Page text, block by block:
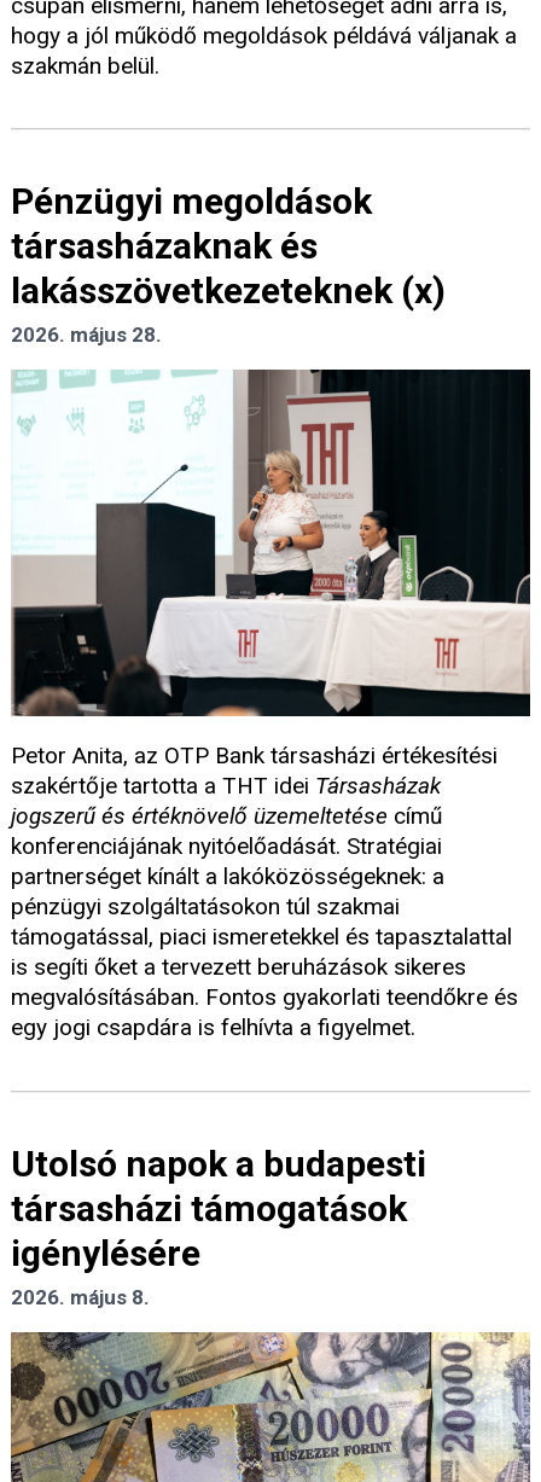
hogy a jól működő megoldások példává váljanak a
szakmán belül.
Pénzügyi megoldások
társasházaknak és
lakásszövetkezeteknek (x)
2026. május 28.
Petor Anita, az OTP Bank társasházi értékesítési
szakértője tartotta a THT idei Társasházak
jogszerű és értéknövelő üzemeltetése című
konferenciájának nyitóelőadását. Stratégiai
partnerséget kínált a lakóközösségeknek: a
pénzügyi szolgáltatásokon túl szakmai
támogatással, piaci ismeretekkel és tapasztalattal
is segíti őket a tervezett beruházások sikeres
megvalósításában. Fontos gyakorlati teendőkre és
egy jogi csapdára is felhívta a figyelmet.
Utolsó napok a budapesti
társasházi támogatások
igénylésére
2026. május 8.